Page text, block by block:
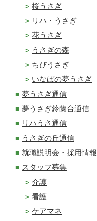
桜うさぎ
リハ・うさぎ
花うさぎ
うさぎの森
ちびうさぎ
いなばの夢うさぎ
夢うさぎ通信
夢うさぎ鈴蘭台通信
リハうさ通信
うさぎの丘通信
就職説明会・採用情報
スタッフ募集
介護
看護
ケアマネ